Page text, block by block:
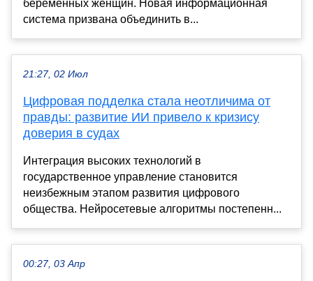
беременных женщин. Новая информационная
система призвана объединить в...
21:27, 02 Июл
Цифровая подделка стала неотличима от
правды: развитие ИИ привело к кризису
доверия в судах
Интеграция высоких технологий в
государственное управление становится
неизбежным этапом развития цифрового
общества. Нейросетевые алгоритмы постепенн...
00:27, 03 Апр